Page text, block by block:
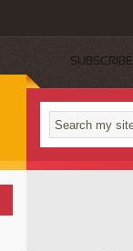
SUBSCRIBE